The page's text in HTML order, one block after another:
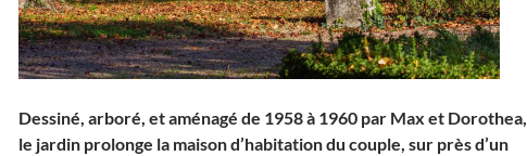
Dessiné, arboré, et aménagé de 1958 à 1960 par Max et Dorothea,
le jardin prolonge la maison d’habitation du couple, sur près d’un